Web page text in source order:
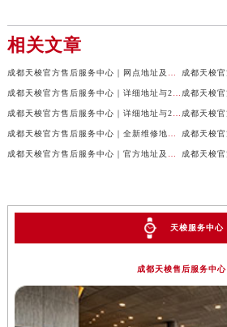
相关文章
天梭服务中心
成都天梭售后服务中心